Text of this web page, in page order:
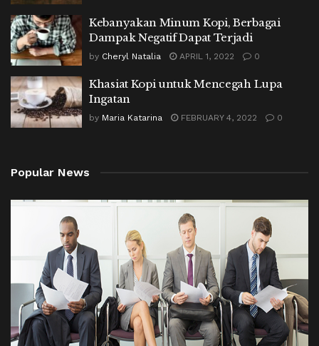
Kebanyakan Minum Kopi, Berbagai
Dampak Negatif Dapat Terjadi
by Cheryl Natalia APRIL 1, 2022 0
Khasiat Kopi untuk Mencegah Lupa
Ingatan
by Maria Katarina FEBRUARY 4, 2022 0
Popular News